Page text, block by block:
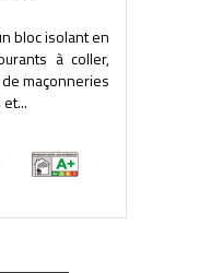
bloc isolant en
à coller,
maçonneries